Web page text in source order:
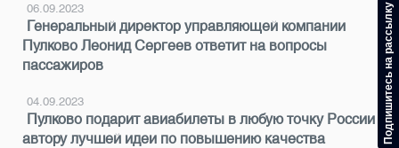
06.09.2023
Генеральный директор управляющей компании
Пулково Леонид Сергеев ответит на вопросы
пассажиров
04.09.2023
Пулково подарит авиабилеты в любую точку России
автору лучшей идеи по повышению качества
Подпишитесь на рассылку